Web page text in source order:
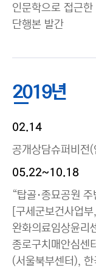
인문학으로 접근한
단행본 발간
2019년
02.14
공개상담슈퍼비전
05.22~10.18
“탑골·종묘공원
[구세군보건사업
완화의료임상윤리
종로구치매안심센
(서울북부센터), 한